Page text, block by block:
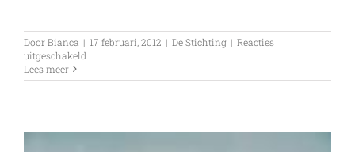
DoorBianca | 17 februari, 2012 | De Stichting | Reacties
uitgeschakeld
met
Lees meer